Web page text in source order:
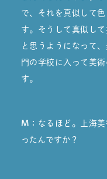
で、それを真似して
す。そうして真似し
と思うようになって
門の学校に入って美
す。
M： なるほど。上海
ったんですか？